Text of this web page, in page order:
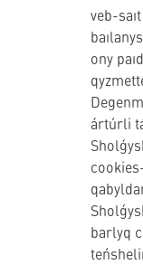
veb-
ony
ártúrli
barlyq